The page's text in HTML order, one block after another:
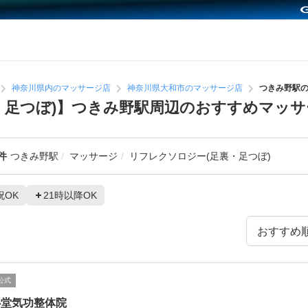
神奈川県内のマッサージ店 神奈川県大和市のマッサージ店 つきみ野駅
つぼ)】つきみ野駅周辺のおすすめマッ
つきみ野駅 マッサージ リフレクソロジー(足裏・足つぼ)
OK 21時以降OK
式
気功整体院